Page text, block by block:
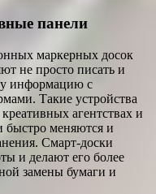
панели
маркерных досок
не просто писать и
информацию с
Такие устройства
агентствах и
быстро меняются и
Смарт-доски
и делают его более
замены бумаги и